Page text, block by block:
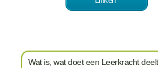
Wat is, wat doet een Leerkracht